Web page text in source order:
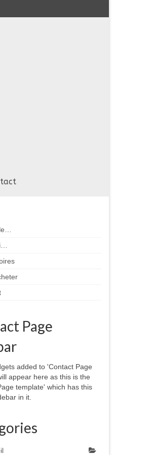
Page
added to 'Contact Page
appear here as this is the
template' which has this
in it.